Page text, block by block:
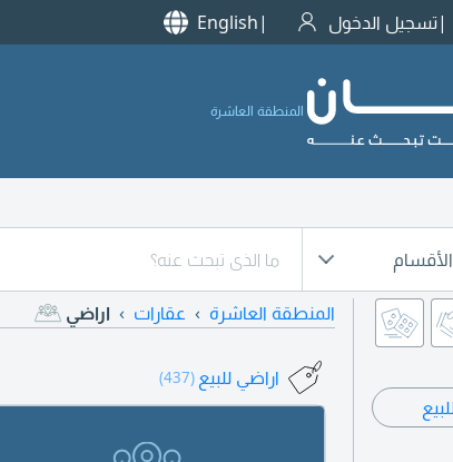
تسجيل الدخول English
المنطقة العاشرة
المنطقة العاشرة عقارات اراضي
اراضي للبيع (437)